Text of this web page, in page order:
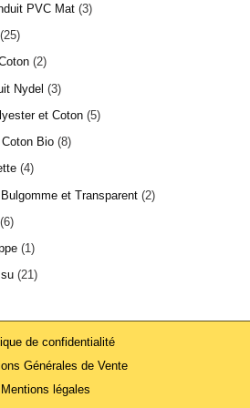
PVC Mat 3
25
2
Nydel 3
et Coton 5
Bio 8
4
et Transparent 2
6
1
21
de confidentialité
Générales de Vente
Mentions légales